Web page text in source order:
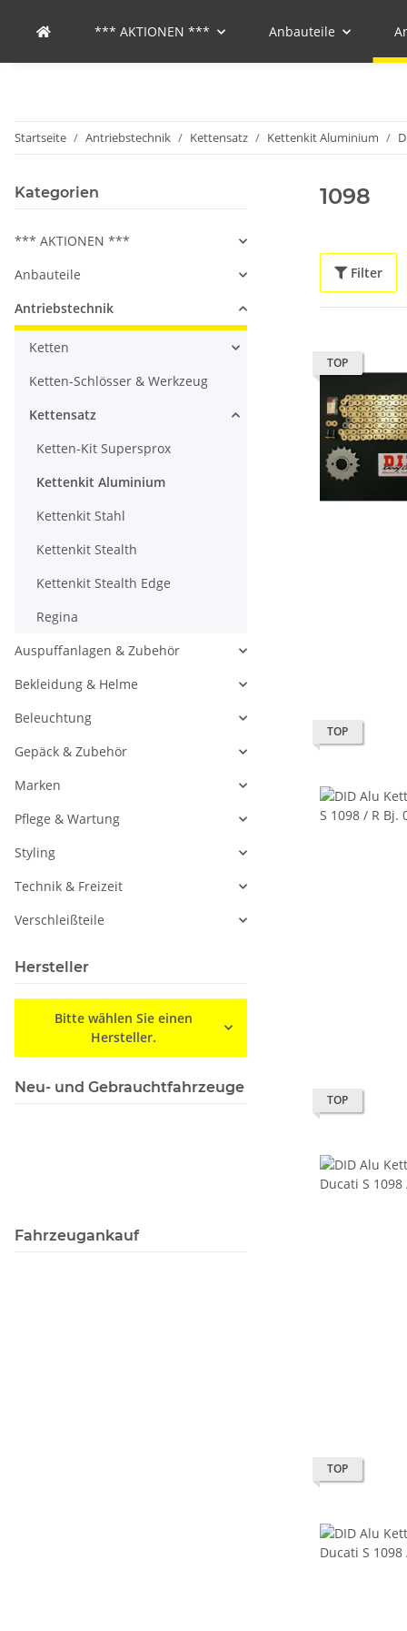
*** AKTIONEN *** Anbauteile
Startseite Antriebstechnik Kettensatz Kettenkit Aluminium
1098
Filter
TOP
TOP
TOP
TOP
Kategorien
*** AKTIONEN ***
Anbauteile
Antriebstechnik
Ketten
Ketten-Schlösser & Werkzeug
Kettensatz
Ketten-Kit Supersprox
Kettenkit Aluminium
Kettenkit Stahl
Kettenkit Stealth
Kettenkit Stealth Edge
Regina
Auspuffanlagen & Zubehör
Bekleidung & Helme
Beleuchtung
Gepäck & Zubehör
Marken
Pflege & Wartung
Styling
Technik & Freizeit
Verschleißteile
Hersteller
Bitte wählen Sie einen
Hersteller.
Neu- und Gebrauchtfahrzeuge
Fahrzeugankauf